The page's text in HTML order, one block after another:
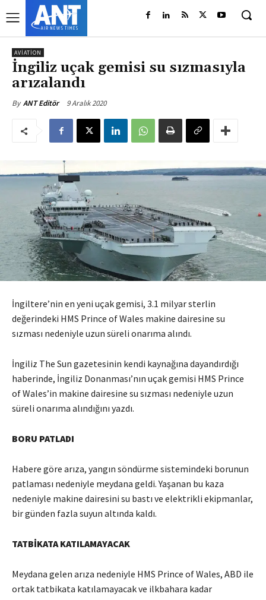
AVIATION
İngiliz uçak gemisi su sızmasıyla
arızalandı
By ANT Editör 9 Aralık 2020
İngiltere’nin en yeni uçak gemisi, 3.1 milyar sterlin
değerindeki HMS Prince of Wales makine dairesine su
sızması nedeniyle uzun süreli onarıma alındı.
İngiliz The Sun gazetesinin kendi kaynağına dayandırdığı
haberinde, İngiliz Donanması’nın uçak gemisi HMS Prince
of Wales’in makine dairesine su sızması nedeniyle uzun
süreli onarıma alındığını yazdı.
BORU PATLADI
Habere göre arıza, yangın söndürme sistemindeki borunun
patlaması nedeniyle meydana geldi. Yaşanan bu kaza
nedeniyle makine dairesini su bastı ve elektrikli ekipmanlar,
bir günden fazla suyun altında kaldı.
TATBİKATA KATILAMAYACAK
Meydana gelen arıza nedeniyle HMS Prince of Wales, ABD ile
ortak tatbikata katılamayacak ve ilkbahara kadar